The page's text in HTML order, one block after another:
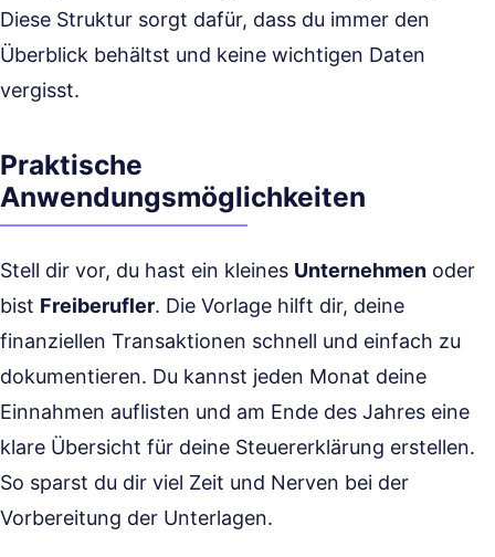
Diese Struktur sorgt dafür, dass du immer den
Überblick behältst und keine wichtigen Daten
vergisst.
Praktische
Anwendungsmöglichkeiten
Stell dir vor, du hast ein kleines Unternehmen oder
bist Freiberufler. Die Vorlage hilft dir, deine
finanziellen Transaktionen schnell und einfach zu
dokumentieren. Du kannst jeden Monat deine
Einnahmen auflisten und am Ende des Jahres eine
klare Übersicht für deine Steuererklärung erstellen.
So sparst du dir viel Zeit und Nerven bei der
Vorbereitung der Unterlagen.